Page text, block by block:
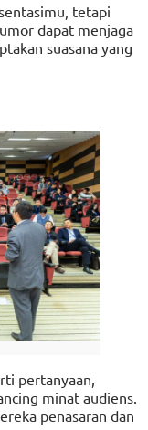
tetapi
dapat menjaga
suasana yang
pertanyaan,
minat audiens.
penasaran dan